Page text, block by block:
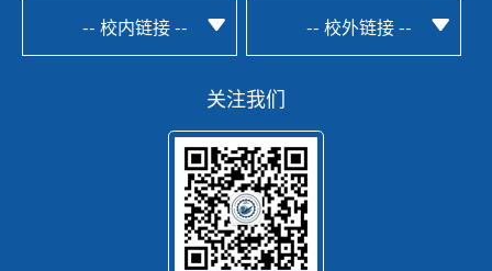
-- 校内链接 -- -- 校外链接 --
关注我们